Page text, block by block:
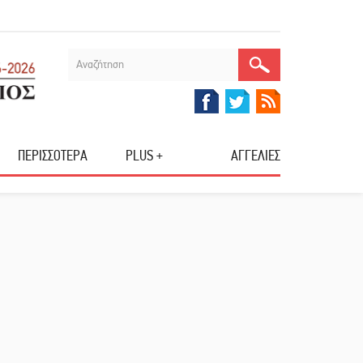
ΠΕΡΙΣΣΟΤΕΡΑ PLUS + ΑΓΓΕΛΙΕΣ